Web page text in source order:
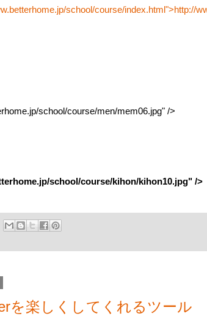
school/course/index.html">http://
school/course/men/mem06.jpg" />
school/course/kihon/kihon10.jpg" />
を楽しくしてくれるツール